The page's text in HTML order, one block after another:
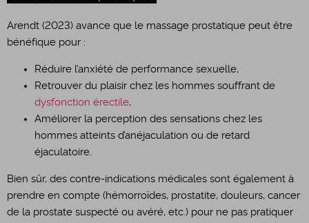
Arendt (2023) avance que le massage prostatique peut être
bénéfique pour :
Réduire l’anxiété de performance sexuelle,
Retrouver du plaisir chez les hommes souffrant de
dysfonction érectile,
Améliorer la perception des sensations chez les
hommes atteints d’anéjaculation ou de retard
éjaculatoire.
​Bien sûr, des contre-indications médicales sont également à
prendre en compte (hémorroïdes, prostatite, douleurs, cancer
de la prostate suspecté ou avéré, etc.) pour ne pas pratiquer